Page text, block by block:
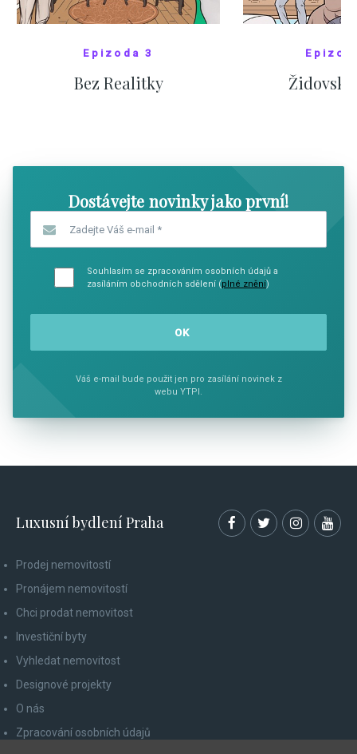
Epizoda 3
Bez Realitky
Dostávejte novinky jako první!
Souhlasím se zpracováním osobních údajů a
zasíláním obchodních sdělení (plné znění)
Váš e-mail bude použit jen pro zasílání novinek z
webu YTPI.
Luxusní bydlení Praha
Prodej nemovitostí
Pronájem nemovitostí
Chci prodat nemovitost
Investiční byty
Vyhledat nemovitost
Designové projekty
O nás
Zpracování osobních údajů